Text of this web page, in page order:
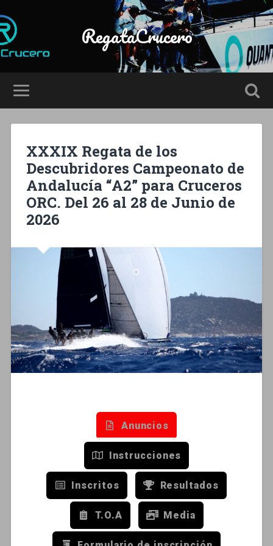
RegataCrucero
XXXIX Regata de los
Descubridores Campeonato de
Andalucía “A2” para Cruceros
ORC. Del 26 al 28 de Junio de
2026
Anuncios
Instrucciones
Inscritos Resultados
T.O.A Media